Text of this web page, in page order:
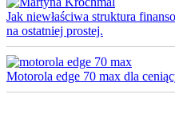
Jak niewłaściwa struktura
na ostatniej prostej.
Motorola edge 70 max dla